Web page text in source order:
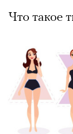
Что такое